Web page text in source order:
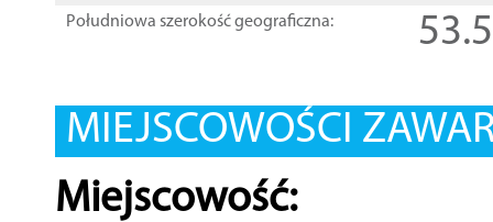
Południowa szerokość geograficzna:
MIEJSCOWOŚCI
Miejscowość: